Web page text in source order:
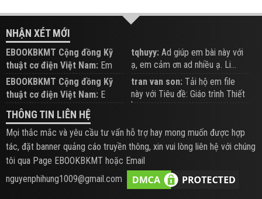
NHẬN XÉT MỚI
EBOOKBKMT Cộng đồng Kỹ
thuật cơ điện Việt Nam: Em
đăng trên Group hỗ trợ nhé
tqhuyy: Ad giúp em bài này với
ạ, em cảm ơn ad nhiều ạ. Li...
EBOOKBKMT Cộng đồng Kỹ
thuật cơ điện Việt Nam: E
xem hỗ trợ trên Group
tran van son: Tải hộ em file
này với Tiêu đề: Giáo trình Thiết
b...
THÔNG TIN LIÊN HỆ
Mọi thắc mắc và yêu cầu tư vấn hỗ trợ hay mong muốn được hợp
tác, đặt banner quảng cáo truyền thông, xin vui lòng liên hệ với chúng
tôi qua Page EBOOKBKMT hoặc Email
nguyenphihung1009@gmail.com